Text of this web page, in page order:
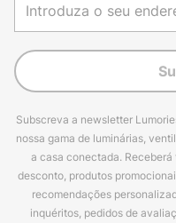
Subscreva a newsletter
nossa gama de luminárias,
a casa conectada.
desconto, produtos
recomendações
inquéritos, pedidos de